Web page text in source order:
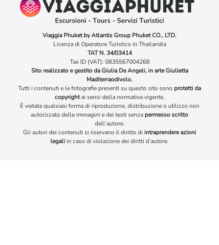
Viaggia Phuket by Atlantis Group Phuket CO., LTD.
Licenza di Operatore Turistico in Thailandia
TAT N. 34/03414
Tax ID (VAT): 0835567004268
Sito realizzato e gestito da Giulia De Angeli, in arte Giulietta
Maditerraodivolo.
Tutti i contenuti e le fotografie presenti su questo sito sono protetti da
copyrightai sensi della normativa vigente.
È vietata qualsiasi forma di riproduzione, distribuzione o utilizzo non
autorizzato delle immagini e dei testi senza permesso scritto
dell’autore.
Gli autori dei contenuti si riservano il diritto di intraprendere azioni
legali in caso di violazione dei diritti d’autore.